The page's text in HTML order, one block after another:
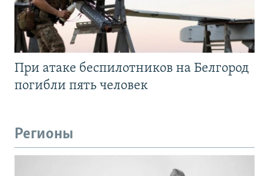
При атаке беспилотников на Белгород
погибли пять человек
Регионы